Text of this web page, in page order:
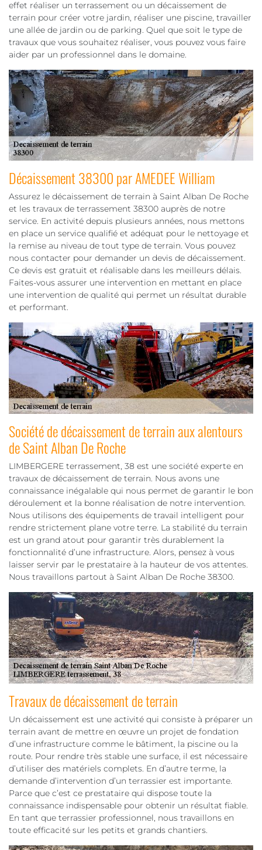
effet réaliser un terrassement ou un décaissement de
terrain pour créer votre jardin, réaliser une piscine, travailler
une allée de jardin ou de parking. Quel que soit le type de
travaux que vous souhaitez réaliser, vous pouvez vous faire
aider par un professionnel dans le domaine.
Décaissement 38300 par AMEDEE William
Assurez le décaissement de terrain à Saint Alban De Roche
et les travaux de terrassement 38300 auprès de notre
service. En activité depuis plusieurs années, nous mettons
en place un service qualifié et adéquat pour le nettoyage et
la remise au niveau de tout type de terrain. Vous pouvez
nous contacter pour demander un devis de décaissement.
Ce devis est gratuit et réalisable dans les meilleurs délais.
Faites-vous assurer une intervention en mettant en place
une intervention de qualité qui permet un résultat durable
et performant.
Société de décaissement de terrain aux alentours
de Saint Alban De Roche
LIMBERGERE terrassement, 38 est une société experte en
travaux de décaissement de terrain. Nous avons une
connaissance inégalable qui nous permet de garantir le bon
déroulement et la bonne réalisation de notre intervention.
Nous utilisons des équipements de travail intelligent pour
rendre strictement plane votre terre. La stabilité du terrain
est un grand atout pour garantir très durablement la
fonctionnalité d’une infrastructure. Alors, pensez à vous
laisser servir par le prestataire à la hauteur de vos attentes.
Nous travaillons partout à Saint Alban De Roche 38300.
Travaux de décaissement de terrain
Un décaissement est une activité qui consiste à préparer un
terrain avant de mettre en œuvre un projet de fondation
d’une infrastructure comme le bâtiment, la piscine ou la
route. Pour rendre très stable une surface, il est nécessaire
d’utiliser des matériels complets. En d’autre terme, la
demande d’intervention d’un terrassier est importante.
Parce que c’est ce prestataire qui dispose toute la
connaissance indispensable pour obtenir un résultat fiable.
En tant que terrassier professionnel, nous travaillons en
toute efficacité sur les petits et grands chantiers.